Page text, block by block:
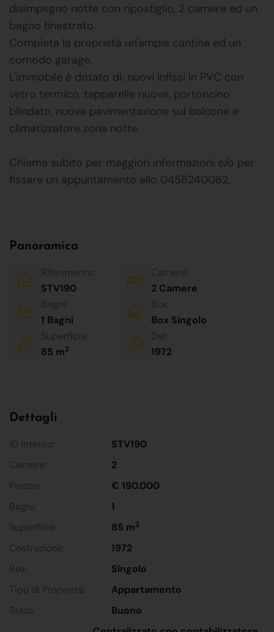
disimpegno notte con ripostiglio, 2 camere ed un
bagno finestrato.
Completa la proprietà un'ampia cantina ed un
comodo garage.
L'immobile è dotato di: nuovi infissi in PVC con
vetro termico, tapparelle nuove, portoncino
blindato, nuova pavimentazione sul balcone e
climatizzatore zona notte.
Chiama subito per maggiori informazioni e/o per
fissare un appuntamento allo 0458240082.
Panoramica
Riferimento:
STV190
Camere:
2 Camere
Bagni:
1 Bagni
Box:
Box Singolo
Superficie:
85 m2
Del:
1972
Dettagli
ID Interno:
STV190
Camere:
2
Prezzo:
€ 190.000
Bagni:
1
Superficie:
85 m2
Costruzione:
1972
Box:
Singolo
Tipo di Proprietà:
Appartamento
Stato:
Buono